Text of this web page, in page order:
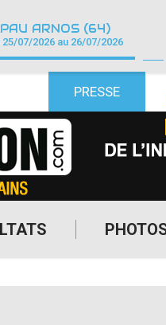
PRESSE
PAU ARNOS (64)
25/07/2026 au 26/07/2026